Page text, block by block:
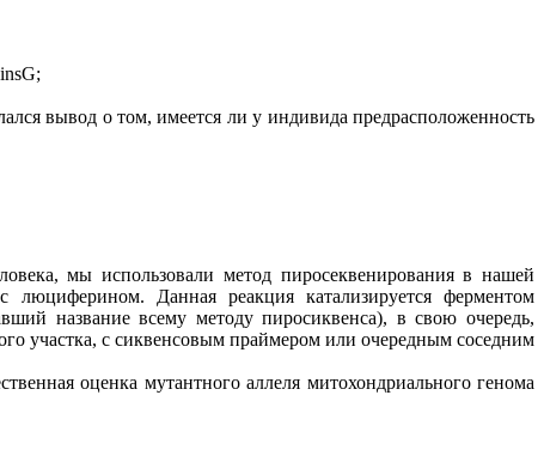
вывод о том, имеется ли у индивида предрасположенность
мы использовали метод пиросеквенирования в нашей
Данная реакция катализируется ферментом
название всему методу пиросиквенса), в свою очередь,
участка, с сиквенсовым праймером или очередным соседним
оценка мутантного аллеля митохондриального генома